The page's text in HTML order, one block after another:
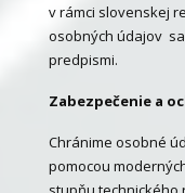
v rámci slovenskej
osobných údajov
predpismi.
Zabezpečenie a
Chránime osobné
pomocou